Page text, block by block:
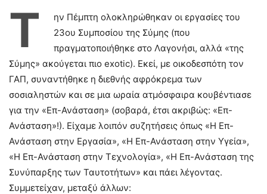
Τ
ην Πέμπτη ολοκληρώθηκαν οι εργασίες του
23ου Συμποσίου της Σύμης (που
πραγματοποιήθηκε στο Λαγονήσι, αλλά «της
Σύμης» ακούγεται πιο exotic). Εκεί, με οικοδεσπότη τον
ΓΑΠ, συναντήθηκε η διεθνής αφρόκρεμα των
σοσιαληστών και σε μια ωραία ατμόσφαιρα κουβέντιασε
για την «Επ-Ανάσταση» (σοβαρά, έτσι ακριβώς: «Επ-
Ανάσταση»!). Είχαμε λοιπόν συζητήσεις όπως «Η Επ-
Ανάσταση στην Εργασία», «Η Επ-Ανάσταση στην Υγεία»,
«Η Επ-Ανάσταση στην Τεχνολογία», «Η Επ-Ανάσταση της
Συνύπαρξης των Ταυτοτήτων» και πάει λέγοντας.
Συμμετείχαν, μεταξύ άλλων: